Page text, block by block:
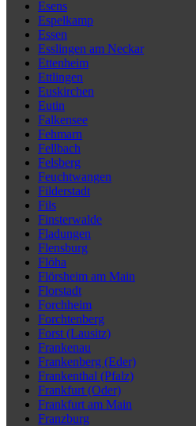
Esens
Espelkamp
Essen
Esslingen am Neckar
Ettenheim
Ettlingen
Euskirchen
Eutin
Falkensee
Fehmarn
Fellbach
Felsberg
Feuchtwangen
Filderstadt
Fils
Finsterwalde
Fladungen
Flensburg
Flöha
Flörsheim am Main
Florstadt
Forchheim
Forchtenberg
Forst (Lausitz)
Frankenau
Frankenberg (Eder)
Frankenthal (Pfalz)
Frankfurt (Oder)
Frankfurt am Main
Franzburg